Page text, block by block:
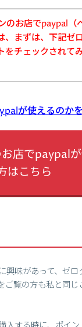
お店でpaypal（
、まずは、下記ゼ
をチェックされて
が使えるのか
店でpaypal
はこちら
味があって、ゼ
覧の方も私と同